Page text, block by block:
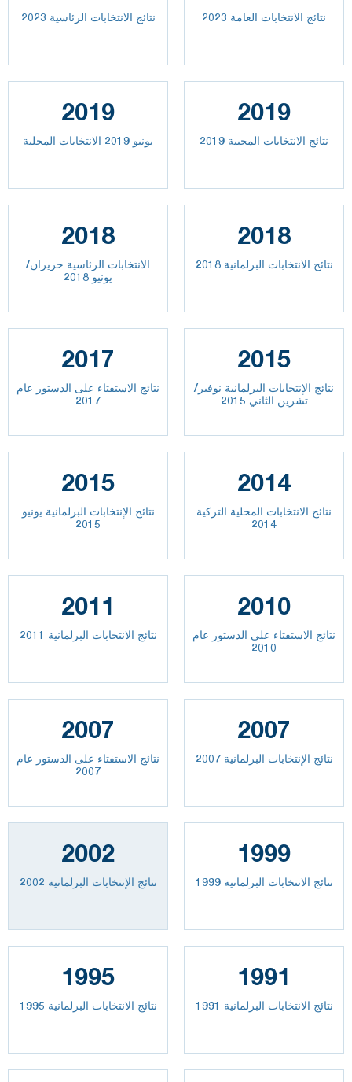
نتائج الانتخابات الرئاسية 2023 2023 نتائج الانتخابات العامة
2019
يونيو 2019 الانتخابات المحلية
2019
نتائج الانتخابات المحبية 2019
2018
الانتخابات الرئاسية حزيران/
يونيو 2018
2018
نتائج الانتخابات البرلمانية 2018
2017
نتائج الاستفتاء على الدستور عام
2017
2015
نتائج الإنتخابات البرلمانية نوفير/
تشرين الثاني 2015
2015
نتائج الإنتخابات البرلمانية يونيو
2015
2014
نتائج الانتخابات المحلية التركية
2014
2011
نتائج الانتخابات البرلمانية 2011
2010
نتائج الاستفتاء على الدستور عام
2010
2007
نتائج الاستفتاء على الدستور عام
2007
2007
نتائج الإنتخابات البرلمانية 2007
2002
نتائج الإنتخابات البرلمانية 2002
1999
نتائج الانتخابات البرلمانية 1999
1995
نتائج الانتخابات البرلمانية 1995
1991
نتائج الانتخابات البرلمانية 1991